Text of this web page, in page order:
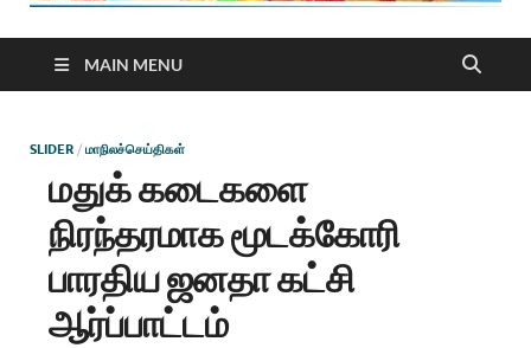
MAIN MENU
SLIDER / மாநிலச்செய்திகள்
மதுக் கடைகளை
நிரந்தரமாக மூடக்கோரி
பாரதிய ஜனதா கட்சி
ஆர்ப்பாட்டம்